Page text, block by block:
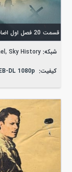
قسمت 20 فصل اول اضافه شد
شبکه: Sky History
کیفیت: DL 1080p